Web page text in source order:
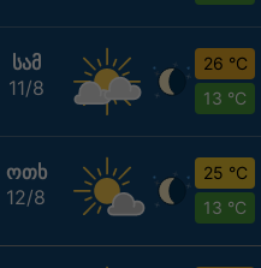
ᲡᲐᲛ
11/8
26 °C
13 °C
ᲝᲗᲮ
12/8
25 °C
13 °C